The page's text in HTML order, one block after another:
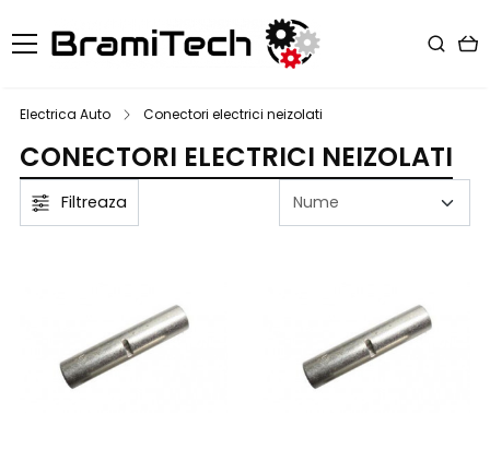
Electrica Auto Conectori electrici neizolati
CONECTORI ELECTRICI NEIZOLATI
Filtreaza